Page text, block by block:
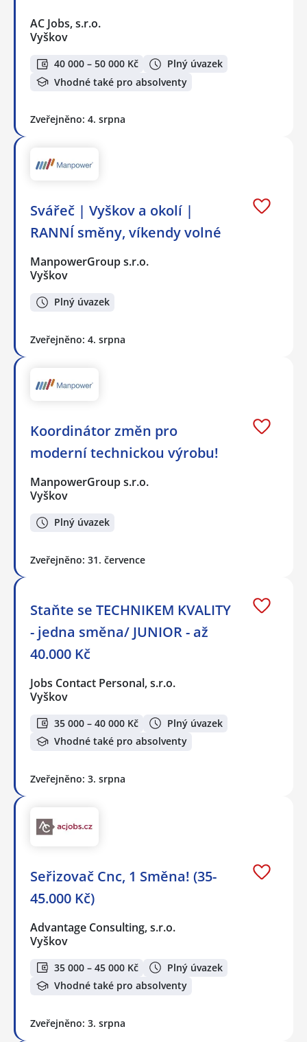
AC Jobs, s.r.o.
Vyškov
40 000 – 50 000 Kč
Plný úvazek
Vhodné také pro absolventy
Zveřejněno: 4. srpna
Svářeč | Vyškov a okolí |
RANNÍ směny, víkendy volné
ManpowerGroup s.r.o.
Vyškov
Plný úvazek
Zveřejněno: 4. srpna
Koordinátor změn pro
moderní technickou výrobu!
ManpowerGroup s.r.o.
Vyškov
Plný úvazek
Zveřejněno: 31. července
Staňte se TECHNIKEM KVALITY
- jedna směna/ JUNIOR - až
40.000 Kč
Jobs Contact Personal, s.r.o.
Vyškov
35 000 – 40 000 Kč
Plný úvazek
Vhodné také pro absolventy
Zveřejněno: 3. srpna
Seřizovač Cnc, 1 Směna! (35-
45.000 Kč)
Advantage Consulting, s.r.o.
Vyškov
35 000 – 45 000 Kč
Plný úvazek
Vhodné také pro absolventy
Zveřejněno: 3. srpna